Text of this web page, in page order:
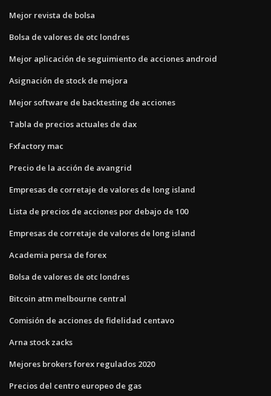
Mejor revista de bolsa
Bolsa de valores de otc londres
Mejor aplicación de seguimiento de acciones android
Asignación de stock de mejora
Mejor software de backtesting de acciones
Tabla de precios actuales de dax
Fxfactory mac
Precio de la acción de avangrid
Empresas de corretaje de valores de long island
Lista de precios de acciones por debajo de 100
Empresas de corretaje de valores de long island
Academia persa de forex
Bolsa de valores de otc londres
Bitcoin atm melbourne central
Comisión de acciones de fidelidad centavo
Arna stock zacks
Mejores brokers forex regulados 2020
Precios del centro europeo de gas